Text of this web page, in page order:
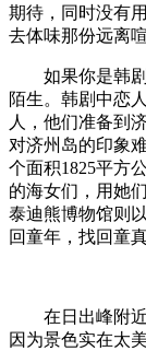
期待，同时没有
去体味那份远离
如果你是韩剧
陌生。韩剧中恋
人，他们准备到
对济州岛的印象
个面积1825平方
的海女们，用她
泰迪熊博物馆则
回童年，找回童
在日出峰附近
因为景色实在太